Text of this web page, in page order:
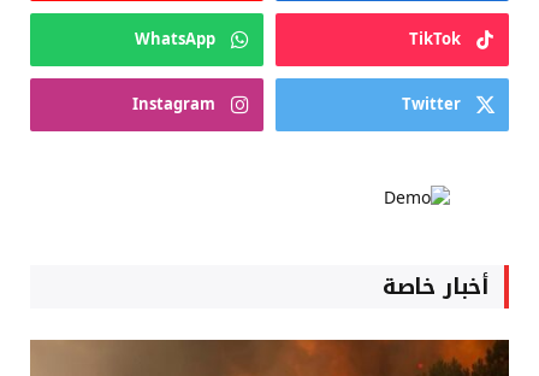
TikTok
WhatsApp
Twitter
Instagram
أخبار خاصة